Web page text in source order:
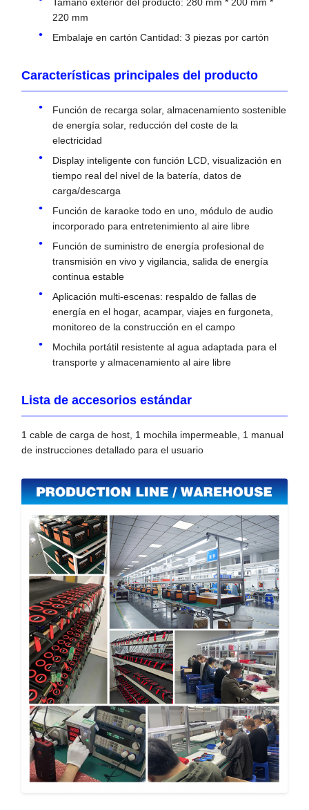
220 mm
Embalaje en cartón Cantidad: 3 piezas por cartón
Características principales del producto
Función de recarga solar, almacenamiento sostenible
de energía solar, reducción del coste de la
electricidad
Display inteligente con función LCD, visualización en
tiempo real del nivel de la batería, datos de
carga/descarga
Función de karaoke todo en uno, módulo de audio
incorporado para entretenimiento al aire libre
Función de suministro de energía profesional de
transmisión en vivo y vigilancia, salida de energía
continua estable
Aplicación multi-escenas: respaldo de fallas de
energía en el hogar, acampar, viajes en furgoneta,
monitoreo de la construcción en el campo
Mochila portátil resistente al agua adaptada para el
transporte y almacenamiento al aire libre
Lista de accesorios estándar
1 cable de carga de host, 1 mochila impermeable, 1 manual
de instrucciones detallado para el usuario